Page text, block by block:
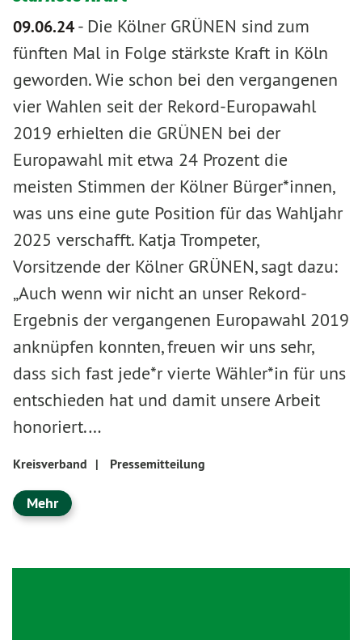
09.06.24- Die Kölner GRÜNEN sind zum
fünften Mal in Folge stärkste Kraft in Köln
geworden. Wie schon bei den vergangenen
vier Wahlen seit der Rekord-Europawahl
2019 erhielten die GRÜNEN bei der
Europawahl mit etwa 24 Prozent die
meisten Stimmen der Kölner Bürger*innen,
was uns eine gute Position für das Wahljahr
2025 verschafft. Katja Trompeter,
Vorsitzende der Kölner GRÜNEN, sagt dazu:
„Auch wenn wir nicht an unser Rekord-
Ergebnis der vergangenen Europawahl 2019
anknüpfen konnten, freuen wir uns sehr,
dass sich fast jede*r vierte Wähler*in für uns
entschieden hat und damit unsere Arbeit
honoriert.…
Kreisverband | Pressemitteilung
Mehr